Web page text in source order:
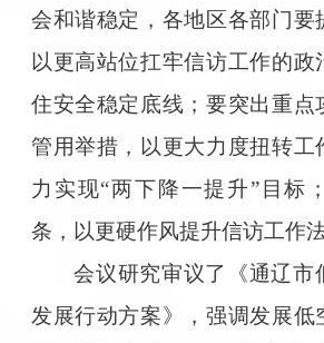
会和谐稳定，各地区各部门要
以更高站位扛牢信访工作的政
住安全稳定底线；要突出重点
管用举措，以更大力度扭转工
力实现“两下降一提升”目标
条，以更硬作风提升信访工作
会议研究审议了《通辽市
发展行动方案》，强调发展低